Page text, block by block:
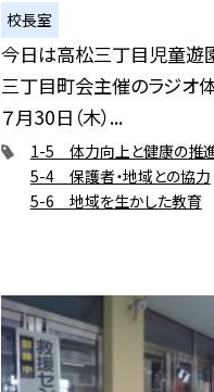
校長室
今日は高松三丁目児童遊
三丁目町会主催のラジオ体
７月30日（木）...
1-5 体力向上と健康の推
5-4 保護者・地域との協力
5-6 地域を生かした教育